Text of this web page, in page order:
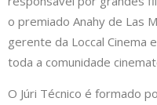
o premiado Anahy de Las
gerente da Loccal Cinema
toda a comunidade
O Júri Técnico é formado